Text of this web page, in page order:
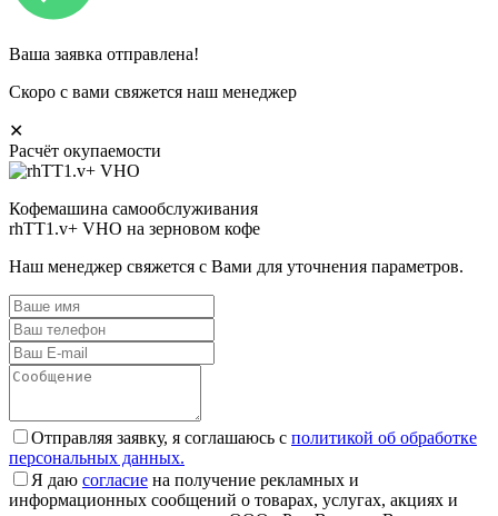
Ваша заявка отправлена!
Скоро с вами свяжется наш менеджер
✕
Расчёт окупаемости
Кофемашина самообслуживания
rhTT1.v+ VHO на зерновом кофе
Наш менеджер свяжется с Вами для уточнения параметров.
Отправляя заявку, я соглашаюсь с политикой об обработке
персональных данных.
Я даю согласие на получение рекламных и
информационных сообщений о товарах, услугах, акциях и